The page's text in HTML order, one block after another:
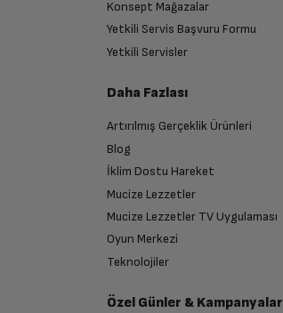
Konsept Mağazalar
Yetkili Servis Başvuru Formu
Yetkili Servisler
Daha Fazlası
Artırılmış Gerçeklik Ürünleri
Blog
İklim Dostu Hareket
Mucize Lezzetler
Mucize Lezzetler TV Uygulaması
Oyun Merkezi
Teknolojiler
Özel Günler & Kampanyalar